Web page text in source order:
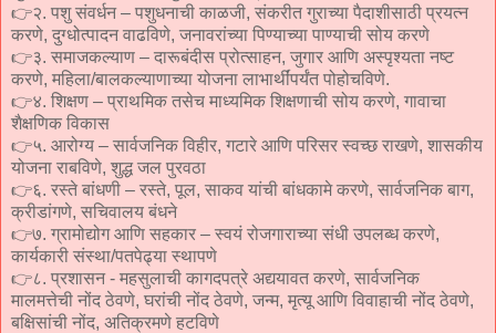
👉२. पशु संवर्धन – पशुधनाची काळजी, संकरीत गुराच्या पैदाशीसाठी प्रयत्न
करणे, दुग्धोत्पादन वाढविणे, जनावरांच्या पिण्याच्या पाण्याची सोय करणे
👉३. समाजकल्याण – दारूबंदीस प्रोत्साहन, जुगार आणि अस्पृश्यता नष्ट
करणे, महिला/बालकल्याणाच्या योजना लाभार्थींपर्यंत पोहोचविणे.
👉४. शिक्षण – प्राथमिक तसेच माध्यमिक शिक्षणाची सोय करणे, गावाचा
शैक्षणिक विकास
👉५. आरोग्य – सार्वजनिक विहीर, गटारे आणि परिसर स्वच्छ राखणे, शासकीय
योजना राबविणे, शुद्ध जल पुरवठा
👉६. रस्ते बांधणी – रस्ते, पूल, साकव यांची बांधकामे करणे, सार्वजनिक बाग,
क्रीडांगणे, सचिवालय बंधने
👉७. ग्रामोद्योग आणि सहकार – स्वयं रोजगाराच्या संधी उपलब्ध करणे,
कार्यकारी संस्था/पतपेढ्या स्थापणे
👉८. प्रशासन - महसुलाची कागदपत्रे अद्ययावत करणे, सार्वजनिक
मालमत्तेची नोंद ठेवणे, घरांची नोंद ठेवणे, जन्म, मृत्यू आणि विवाहाची नोंद ठेवणे,
बक्षिसांची नोंद, अतिक्रमणे हटविणे